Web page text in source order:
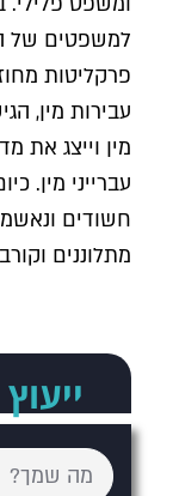
למשפטים של
פרקליטות
עבירות מין,
מין וייצג את
עברייני מין.
חשודים
מתלוננים